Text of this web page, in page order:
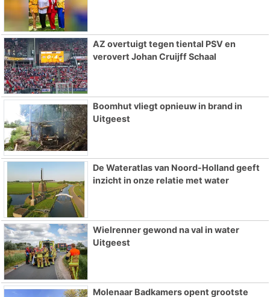
AZ overtuigt tegen tiental PSV en
verovert Johan Cruijff Schaal
Boomhut vliegt opnieuw in brand in
Uitgeest
De Wateratlas van Noord-Holland geeft
inzicht in onze relatie met water
Wielrenner gewond na val in water
Uitgeest
Molenaar Badkamers opent grootste